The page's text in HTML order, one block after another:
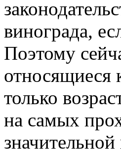
винограда,
Поэтому
относящиеся
только
на самых